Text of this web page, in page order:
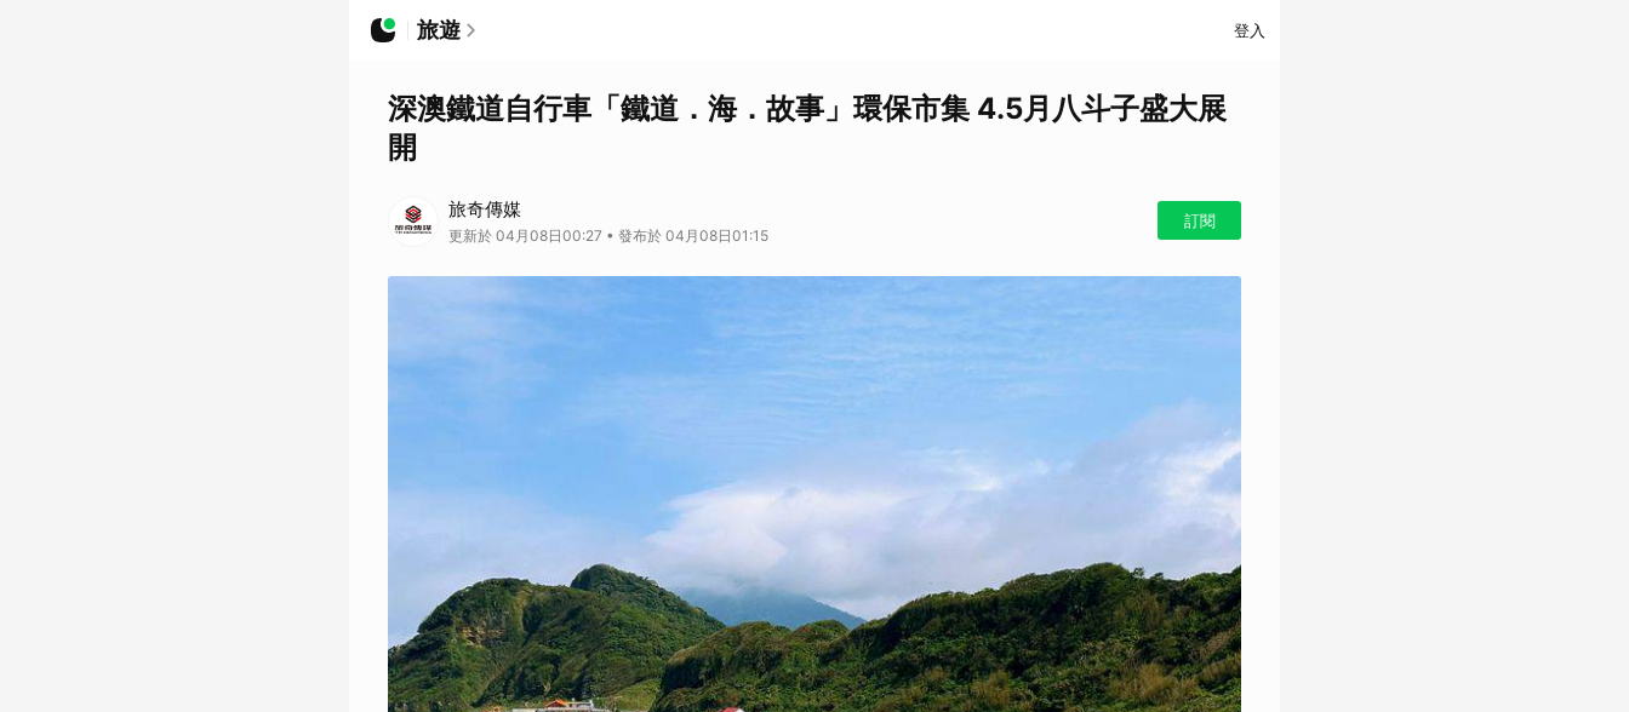
旅遊 登入
深澳鐵道自行車「鐵道．海．故事」環保市集 4.5月八斗子盛大展
開
旅奇傳媒
更新於 04月08日00:27 • 發布於 04月08日01:15
訂閱